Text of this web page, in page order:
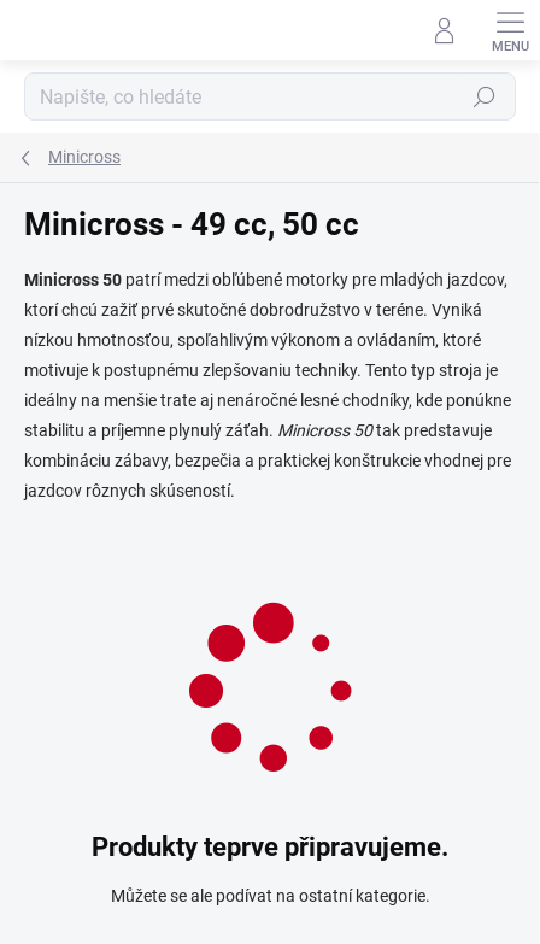
Hledat
Minicross
Minicross - 49 cc, 50 cc
Minicross 50 patrí medzi obľúbené motorky pre mladých jazdcov,
ktorí chcú zažiť prvé skutočné dobrodružstvo v teréne. Vyniká
nízkou hmotnosťou, spoľahlivým výkonom a ovládaním, ktoré
motivuje k postupnému zlepšovaniu techniky. Tento typ stroja je
ideálny na menšie trate aj nenáročné lesné chodníky, kde ponúkne
stabilitu a príjemne plynulý záťah. Minicross 50tak predstavuje
kombináciu zábavy, bezpečia a praktickej konštrukcie vhodnej pre
jazdcov rôznych skúseností.
Produkty teprve připravujeme.
Můžete se ale podívat na ostatní kategorie.